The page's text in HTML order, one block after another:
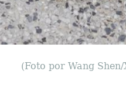
(Foto por Wang